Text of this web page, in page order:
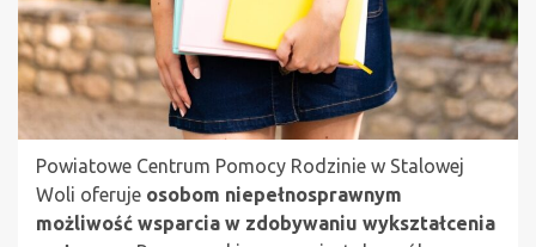
Powiatowe Centrum Pomocy Rodzinie w Stalowej
Woli oferuje osobom niepełnosprawnym
możliwość wsparcia w zdobywaniu wykształcenia